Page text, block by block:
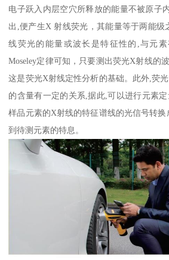
电子跃入内层空穴所释放的能量不被原子
出,便产生X 射线荧光，其能量等于两能级
线荧光的能量或波长是特征性的,与元
Moseley定律可知，只要测出荧光X射线的
这是荧光X射线定性分析的基础。此外,荧
的含量有一定的关系,据此,可以进行元素
样品元素的X射线的特征谱线的光信号转
到待测元素的特息。